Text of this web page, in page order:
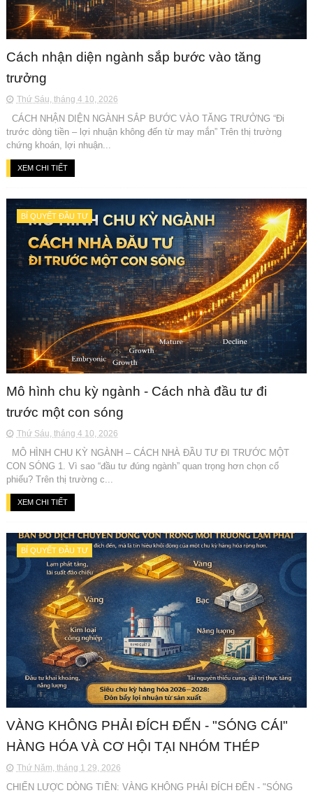
Cách nhận diện ngành sắp bước vào tăng
trưởng
Thứ Sáu, tháng 4 10, 2026
CÁCH NHẬN DIỆN NGÀNH SẮP BƯỚC VÀO TĂNG TRƯỞNG “Đi
trước dòng tiền – lợi nhuận không đến từ may mắn” Trên thị trường
chứng khoán, lợi nhuận...
XEM CHI TIẾT
BÍ QUYẾT ĐẦU TƯ
Mô hình chu kỳ ngành - Cách nhà đầu tư đi
trước một con sóng
Thứ Sáu, tháng 4 10, 2026
MÔ HÌNH CHU KỲ NGÀNH – CÁCH NHÀ ĐẦU TƯ ĐI TRƯỚC MỘT
CON SÓNG 1. Vì sao “đầu tư đúng ngành” quan trọng hơn chọn cổ
phiếu? Trên thị trường c...
XEM CHI TIẾT
BÍ QUYẾT ĐẦU TƯ
VÀNG KHÔNG PHẢI ĐÍCH ĐẾN - "SÓNG CÁI"
HÀNG HÓA VÀ CƠ HỘI TẠI NHÓM THÉP
Thứ Năm, tháng 1 29, 2026
CHIẾN LƯỢC DÒNG TIỀN: VÀNG KHÔNG PHẢI ĐÍCH ĐẾN - "SÓNG